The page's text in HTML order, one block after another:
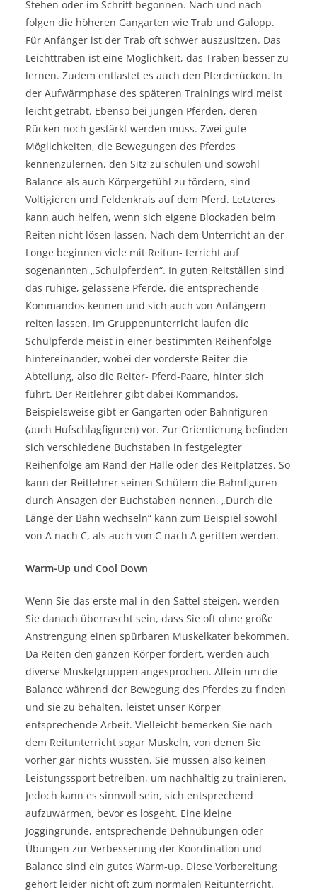
Stehen oder im Schritt begonnen. Nach und nach
folgen die höheren Gangarten wie Trab und Galopp.
Für Anfänger ist der Trab oft schwer auszusitzen. Das
Leichttraben ist eine Möglichkeit, das Traben besser zu
lernen. Zudem entlastet es auch den Pferderücken. In
der Aufwärmphase des späteren Trainings wird meist
leicht getrabt. Ebenso bei jungen Pferden, deren
Rücken noch gestärkt werden muss. Zwei gute
Möglichkeiten, die Bewegungen des Pferdes
kennenzulernen, den Sitz zu schulen und sowohl
Balance als auch Körpergefühl zu fördern, sind
Voltigieren und Feldenkrais auf dem Pferd. Letzteres
kann auch helfen, wenn sich eigene Blockaden beim
Reiten nicht lösen lassen. Nach dem Unterricht an der
Longe beginnen viele mit Reitun- terricht auf
sogenannten „Schulpferden“. In guten Reitställen sind
das ruhige, gelassene Pferde, die entsprechende
Kommandos kennen und sich auch von Anfängern
reiten lassen. Im Gruppenunterricht laufen die
Schulpferde meist in einer bestimmten Reihenfolge
hintereinander, wobei der vorderste Reiter die
Abteilung, also die Reiter- Pferd-Paare, hinter sich
führt. Der Reitlehrer gibt dabei Kommandos.
Beispielsweise gibt er Gangarten oder Bahnfiguren
(auch Hufschlagfiguren) vor. Zur Orientierung befinden
sich verschiedene Buchstaben in festgelegter
Reihenfolge am Rand der Halle oder des Reitplatzes. So
kann der Reitlehrer seinen Schülern die Bahnfiguren
durch Ansagen der Buchstaben nennen. „Durch die
Länge der Bahn wechseln“ kann zum Beispiel sowohl
von A nach C, als auch von C nach A geritten werden.
Warm-Up und Cool Down
Wenn Sie das erste mal in den Sattel steigen, werden
Sie danach überrascht sein, dass Sie oft ohne große
Anstrengung einen spürbaren Muskelkater bekommen.
Da Reiten den ganzen Körper fordert, werden auch
diverse Muskelgruppen angesprochen. Allein um die
Balance während der Bewegung des Pferdes zu finden
und sie zu behalten, leistet unser Körper
entsprechende Arbeit. Vielleicht bemerken Sie nach
dem Reitunterricht sogar Muskeln, von denen Sie
vorher gar nichts wussten. Sie müssen also keinen
Leistungssport betreiben, um nachhaltig zu trainieren.
Jedoch kann es sinnvoll sein, sich entsprechend
aufzuwärmen, bevor es losgeht. Eine kleine
Joggingrunde, entsprechende Dehnübungen oder
Übungen zur Verbesserung der Koordination und
Balance sind ein gutes Warm-up. Diese Vorbereitung
gehört leider nicht oft zum normalen Reitunterricht.